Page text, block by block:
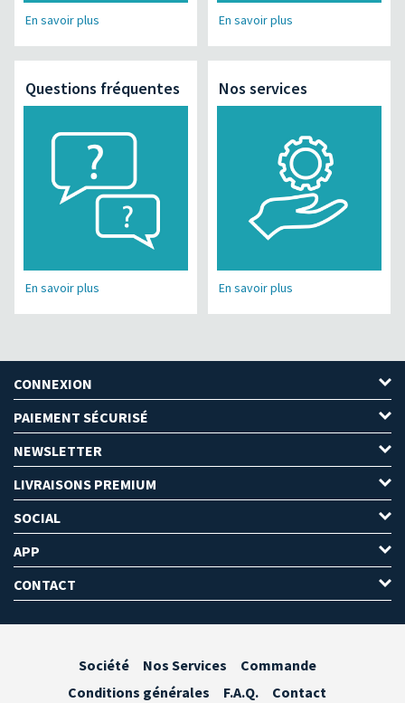
En savoir plus En savoir plus
Questions fréquentes
En savoir plus
Nos services
En savoir plus
CONNEXION
PAIEMENT SÉCURISÉ
NEWSLETTER
LIVRAISONS PREMIUM
SOCIAL
APP
CONTACT
Société Nos Services
Commande
Conditions générales
F.A.Q. Contact